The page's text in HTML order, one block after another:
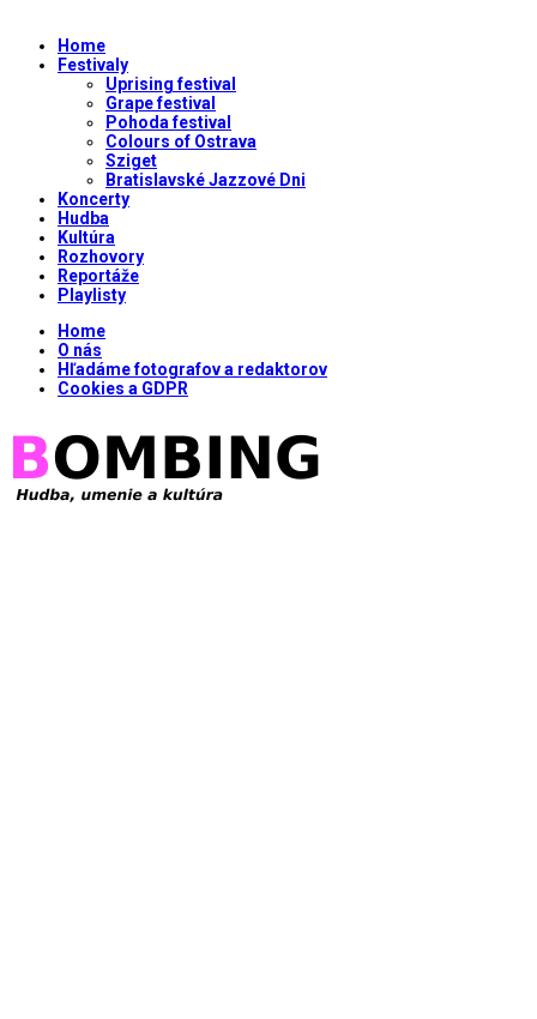
Home
Festivaly
Uprising festival
Grape festival
Pohoda festival
Colours of Ostrava
Sziget
Bratislavské Jazzové Dni
Koncerty
Hudba
Kultúra
Rozhovory
Reportáže
Playlisty
Home
O nás
Hľadáme fotografov a redaktorov
Cookies a GDPR